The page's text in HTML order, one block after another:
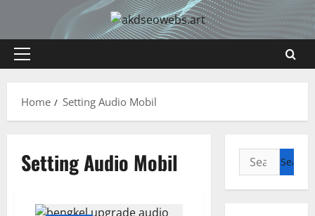
content
Primary
Home
Setting Audio Mobil
Setting Audio Mobil
Search
for: